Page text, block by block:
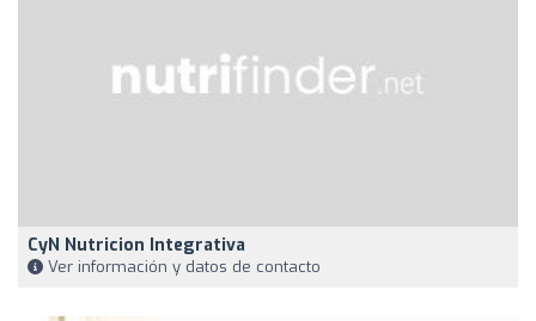
CyN Nutricion Integrativa
Ver información y datos de contacto